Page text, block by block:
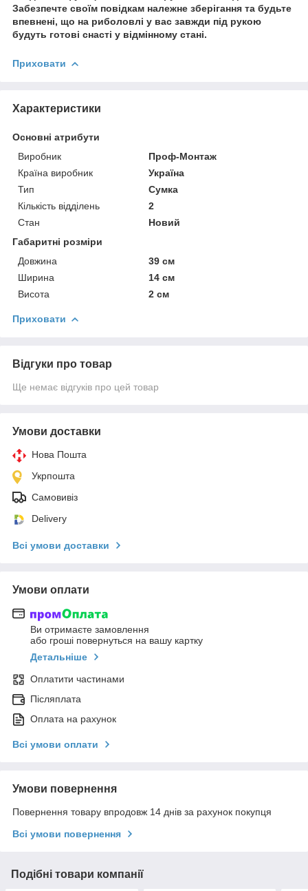
Забезпечте своїм повідкам належне зберігання та будьте
впевнені, що на риболовлі у вас завжди під рукою
будуть готові снасті у відмінному стані.
Приховати
Характеристики
Основні атрибути
Виробник
Проф-Монтаж
Країна виробник
Україна
Тип
Сумка
Кількість відділень
2
Стан
Новий
Габаритні розміри
Довжина
39 см
Ширина
14 см
Висота
2 см
Приховати
Відгуки про товар
Ще немає відгуків про цей товар
Умови доставки
Нова Пошта
Укрпошта
Самовивіз
Delivery
Всі умови доставки
Умови оплати
Ви отримаєте замовлення
або гроші повернуться на вашу картку
Детальніше
Оплатити частинами
Післяплата
Оплата на рахунок
Всі умови оплати
Умови повернення
Повернення товару впродовж 14 днів за рахунок покупця
Всі умови повернення
Подібні товари компанії